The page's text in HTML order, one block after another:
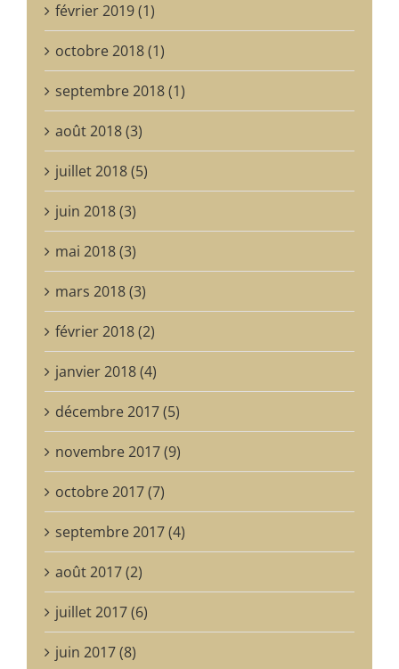
février 2019 (1)
octobre 2018 (1)
septembre 2018 (1)
août 2018 (3)
juillet 2018 (5)
juin 2018 (3)
mai 2018 (3)
mars 2018 (3)
février 2018 (2)
janvier 2018 (4)
décembre 2017 (5)
novembre 2017 (9)
octobre 2017 (7)
septembre 2017 (4)
août 2017 (2)
juillet 2017 (6)
juin 2017 (8)